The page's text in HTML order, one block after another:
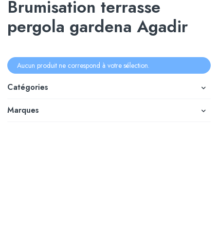
Brumisation terrasse
pergola gardena Agadir
Catégories
Marques
Aucun produit ne correspond à votre sélection.